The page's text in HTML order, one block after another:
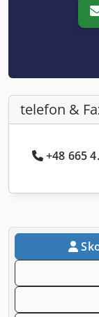
telefon &
+48 665